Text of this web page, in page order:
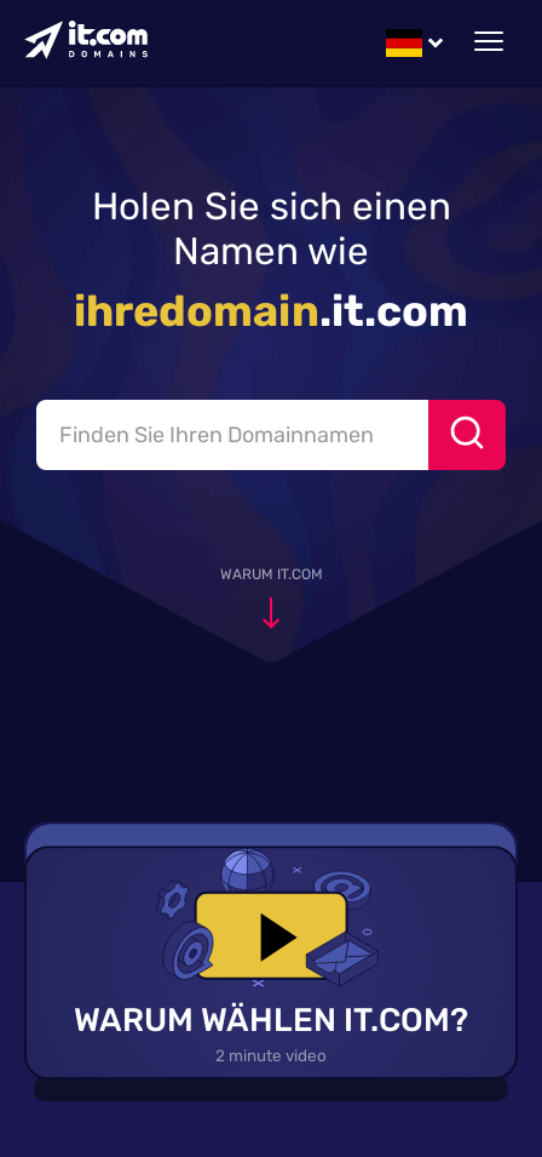
Holen Sie sich einen
Namen wie
ihredomain.it.com
WARUM IT.COM
WARUM WÄHLEN IT.COM?
2 minute video